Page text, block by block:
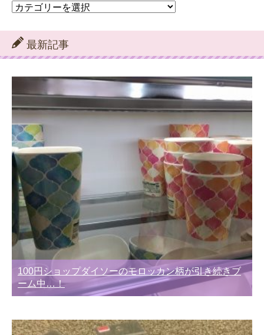
カ
ゴ
リ
ー
最新記事
100円ショップダイソーのモロッカン柄が引き続きブ
ーム中…！